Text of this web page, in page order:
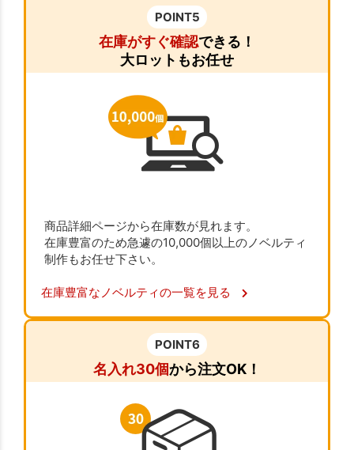
POINT5
在庫がすぐ確認できる！
大ロットもお任せ
商品詳細ページから在庫数が見れます。
在庫豊富のため急遽の10,000個以上のノベルティ
制作もお任せ下さい。
在庫豊富なノベルティの一覧を見る
POINT6
名入れ30個から注文OK！